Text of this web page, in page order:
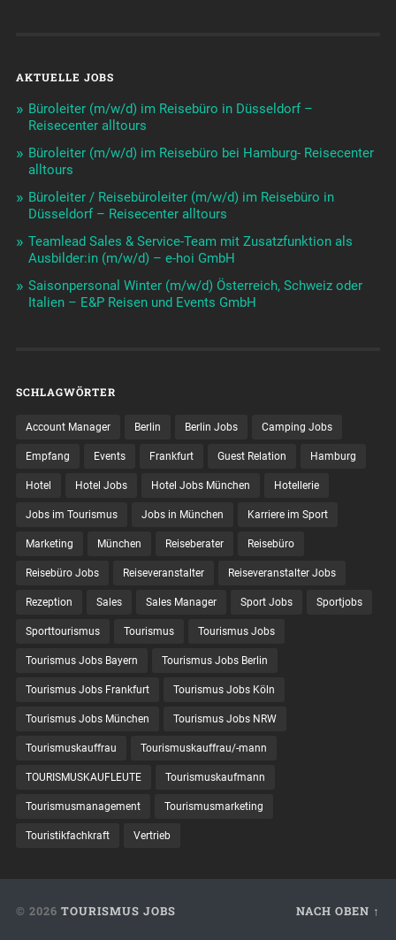
AKTUELLE JOBS
Büroleiter (m/w/d) im Reisebüro in Düsseldorf –
Reisecenter alltours
Büroleiter (m/w/d) im Reisebüro bei Hamburg- Reisecenter
alltours
Büroleiter / Reisebüroleiter (m/w/d) im Reisebüro in
Düsseldorf – Reisecenter alltours
Teamlead Sales & Service-Team mit Zusatzfunktion als
Ausbilder:in (m/w/d) – e-hoi GmbH
Saisonpersonal Winter (m/w/d) Österreich, Schweiz oder
Italien – E&P Reisen und Events GmbH
SCHLAGWÖRTER
Account Manager Berlin Berlin Jobs Camping Jobs
Empfang Events Frankfurt Guest Relation Hamburg
Hotel Hotel Jobs Hotel Jobs München Hotellerie
Jobs im Tourismus Jobs in München Karriere im Sport
Marketing München Reiseberater Reisebüro
Reisebüro Jobs Reiseveranstalter Reiseveranstalter Jobs
Rezeption Sales Sales Manager Sport Jobs Sportjobs
Sporttourismus Tourismus Tourismus Jobs
Tourismus Jobs Bayern Tourismus Jobs Berlin
Tourismus Jobs Frankfurt Tourismus Jobs Köln
Tourismus Jobs München Tourismus Jobs NRW
Tourismuskauffrau Tourismuskauffrau/-mann
TOURISMUSKAUFLEUTE Tourismuskaufmann
Tourismusmanagement Tourismusmarketing
Touristikfachkraft Vertrieb
© 2026 TOURISMUS JOBS NACH OBEN ↑